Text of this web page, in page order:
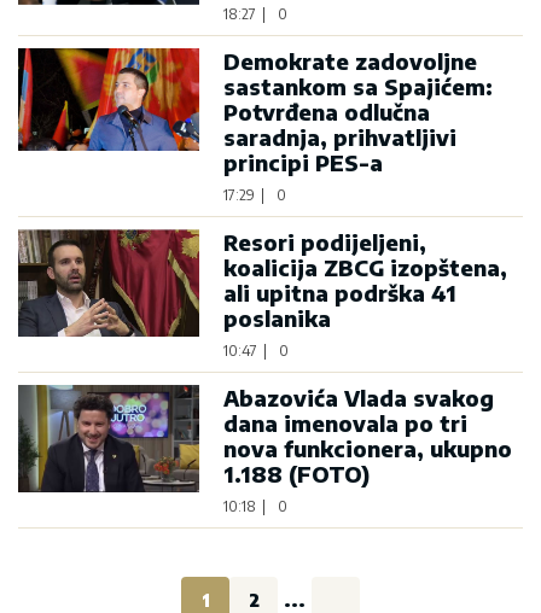
18:27 0
Demokrate zadovoljne
sastankom sa Spajićem:
Potvrđena odlučna
saradnja, prihvatljivi
principi PES-a
17:29 0
Resori podijeljeni,
koalicija ZBCG izopštena,
ali upitna podrška 41
poslanika
10:47 0
Abazovića Vlada svakog
dana imenovala po tri
nova funkcionera, ukupno
1.188 (FOTO)
10:18 0
1 2 ...